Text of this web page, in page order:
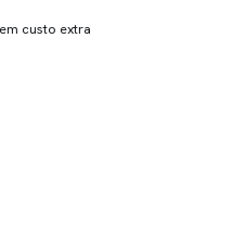
custo extra